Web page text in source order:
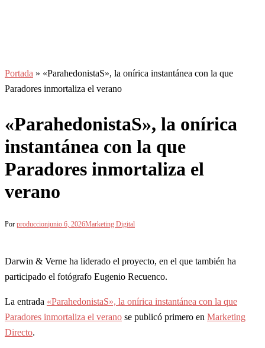
Portada » «ParahedonistaS», la onírica instantánea con la que
Paradores inmortaliza el verano
«ParahedonistaS», la onírica
instantánea con la que
Paradores inmortaliza el
verano
Por produccionjunio 6, 2026Marketing Digital
Darwin & Verne ha liderado el proyecto, en el que también ha
participado el fotógrafo Eugenio Recuenco.
La entrada «ParahedonistaS», la onírica instantánea con la que
Paradores inmortaliza el verano se publicó primero en Marketing
Directo.